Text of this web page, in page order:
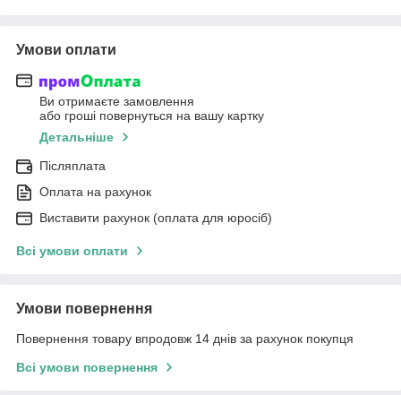
Умови оплати
Ви отримаєте замовлення
або гроші повернуться на вашу картку
Детальніше
Післяплата
Оплата на рахунок
Виставити рахунок (оплата для юросіб)
Всі умови оплати
Умови повернення
Повернення товару впродовж 14 днів за рахунок покупця
Всі умови повернення